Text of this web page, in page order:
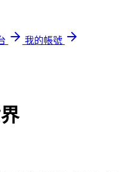
我的帳號